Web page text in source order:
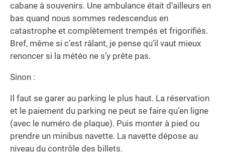
cabane à souvenirs. Une ambulance était d’ailleurs en
bas quand nous sommes redescendus en
catastrophe et complètement trempés et frigorifiés.
Bref, même si c’est râlant, je pense qu’il vaut mieux
renoncer si la météo ne s’y prête pas.
Sinon :
Il faut se garer au parking le plus haut. La réservation
et le paiement du parking ne peut se faire qu’en ligne
(avec le numéro de plaque). Puis monter à pied ou
prendre un minibus navette. La navette dépose au
niveau du contrôle des billets.